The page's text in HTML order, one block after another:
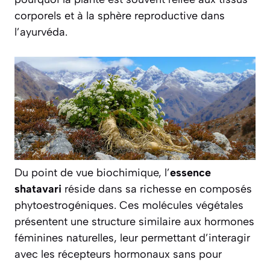
corporels et à la sphère reproductive dans
l’ayurvéda.
Du point de vue biochimique, l’essence
shatavari réside dans sa richesse en composés
phytoestrogéniques. Ces molécules végétales
présentent une structure similaire aux hormones
féminines naturelles, leur permettant d’interagir
avec les récepteurs hormonaux sans pour